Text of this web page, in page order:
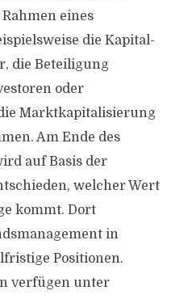
eines
die Kapital-
die Beteiligung
oder
Marktkapitalisierung
Am Ende des
auf Basis der
welcher Wert
kommt. Dort
in
Positionen.
verfügen unter